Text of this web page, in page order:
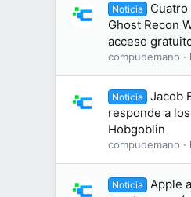
Noticia
Ghost Recon
acceso
compudemano
Noticia
Jacob
responde a
Hobgoblin
compudemano
Noticia
Apple